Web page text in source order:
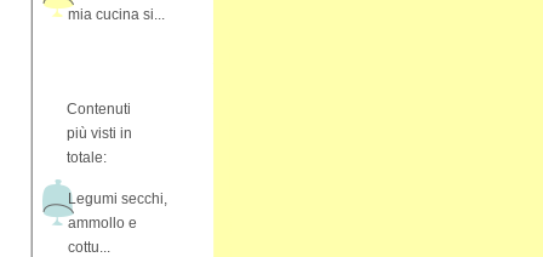
mia cucina si...
Contenuti
più visti in
totale:
Legumi secchi,
ammollo e
cottu...